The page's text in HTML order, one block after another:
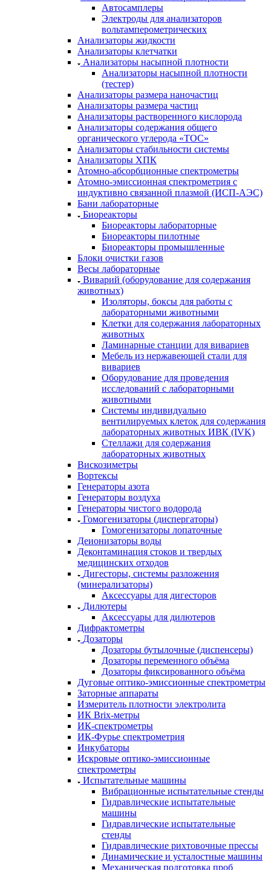
Автосамплеры
Электроды для анализаторов
вольтамперометрических
Анализаторы жидкости
Анализаторы клетчатки
Анализаторы насыпной плотности
Анализаторы насыпной плотности
(тестер)
Анализаторы размера наночастиц
Анализаторы размера частиц
Анализаторы растворенного кислорода
Анализаторы содержания общего
органического углерода «TOC»
Анализаторы стабильности системы
Анализаторы ХПК
Атомно-абсорбционные спектрометры
Атомно-эмиссионная спектрометрия с
индуктивно связанной плазмой (ИСП-АЭС)
Бани лабораторные
Биореакторы
Биореакторы лабораторные
Биореакторы пилотные
Биореакторы промышленные
Блоки очистки газов
Весы лабораторные
Виварий (оборудование для содержания
животных)
Изоляторы, боксы для работы с
лабораторными животными
Клетки для содержания лабораторных
животных
Ламинарные станции для вивариев
Мебель из нержавеющей стали для
вивариев
Оборудование для проведения
исследований с лабораторными
животными
Системы индивидуально
вентилируемых клеток для содержания
лабораторных животных ИВК (IVK)
Стеллажи для содержания
лабораторных животных
Вискозиметры
Вортексы
Генераторы азота
Генераторы воздуха
Генераторы чистого водорода
Гомогенизаторы (диспергаторы)
Гомогенизаторы лопаточные
Деионизаторы воды
Деконтаминация стоков и твердых
медицинских отходов
Дигесторы, системы разложения
(минерализаторы)
Аксессуары для дигесторов
Дилютеры
Аксессуары для дилютеров
Дифрактометры
Дозаторы
Дозаторы бутылочные (диспенсеры)
Дозаторы переменного объёма
Дозаторы фиксированного объёма
Дуговые оптико-эмиссионные спектрометры
Заторные аппараты
Измеритель плотности электролита
ИК Brix-метры
ИК-спектрометры
ИК-Фурье спектрометрия
Инкубаторы
Искровые оптико-эмиссионные
спектрометры
Испытательные машины
Вибрационные испытательные стенды
Гидравлические испытательные
машины
Гидравлические испытательные
стенды
Гидравлические рихтовочные прессы
Динамические и усталостные машины
Механическая подготовка проб